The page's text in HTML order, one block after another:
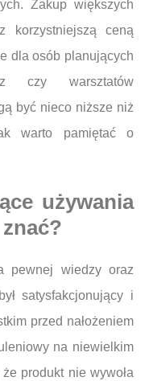
Zakup większych
korzystniejszą ceną
dla osób planujących
czy warsztatów
być nieco niższe niż
warto pamiętać o
używania
pewnej wiedzy oraz
satysfakcjonujący i
przed nałożeniem
na niewielkim
produkt nie wywoła